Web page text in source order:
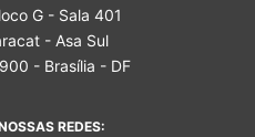
G - Sala 401
- Asa Sul
- Brasília - DF
REDES: